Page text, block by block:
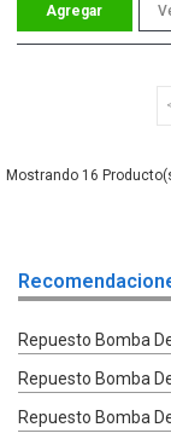
16
Repuesto Bomba
Repuesto Bomba
Repuesto Bomba